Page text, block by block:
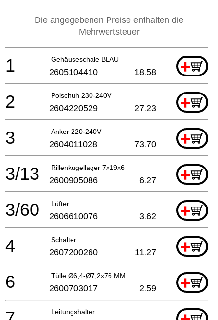
Die angegebenen Preise enthalten die
Mehrwertsteuer
Gehäuseschale BLAU +
1 2605104410 18.58
Polschuh 230-240V +
2 2604220529 27.23
Anker 220-240V +
3 2604011028 73.70
Rillenkugellager 7x19x6 +
3/13 2600905086 6.27
Lüfter +
3/60 2606610076 3.62
Schalter +
4 2607200260 11.27
Tülle Ø6,4-Ø7,2x76 MM +
6 2600703017 2.59
Leitungshalter